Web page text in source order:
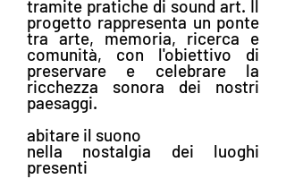
tramite pratiche di sound art. Il
progetto rappresenta un ponte
tra arte, memoria, ricerca e
comunità, con l'obiettivo di
preservare e celebrare la
ricchezza sonora dei nostri
paesaggi.
abitare il suono
nella nostalgia dei luoghi
presenti